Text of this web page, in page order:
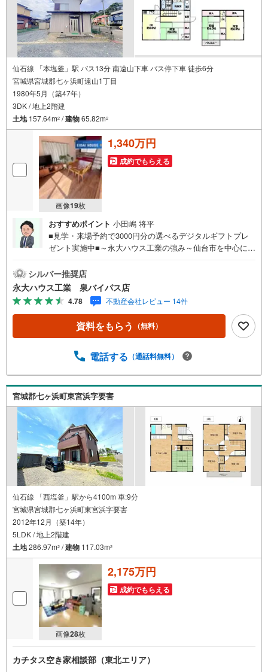
仙石線 「本塩釜」駅 バス13分 南遠山下車 バス停下車 徒歩6分
宮城県宮城郡七ヶ浜町遠山1丁目
1980年5月（築47年）
3DK / 地上2階建
土地157.64m2 /建物65.82m2
画像19枚
1,340万円
成約でもらえる
おすすめポイント 小田嶋 将平
■見学・来場予約で3000円分の選べるデジタルギフトプレ
ゼント実施中■～永大ハウス工業の強み～仙台市を中心に宮
く2つに分けてご紹介！1.＜豊富な不動産知識＞戸建・マン
ション・土地...と種別を問わず不動産を取り扱っておりま
す。更に教育施設や商業施設、子育て環境や行政などの地
域情報を総合し、お客様により良い物件選びをして頂ける
よう、しっかりとサポートさせて頂きます。2.＜経験豊富
なスタッフ＞当社では【購入】【売却】【引っ越し】【リ
購入時に気になる住宅ローン各種税金についても、誠心誠
備！お子様連れのご家族様で是非お越しください。営業時
間:10:00～18:00（定休日火・水曜日※店舗により変動あ
り）現地のご案内も可能ですので、どうぞお気軽にお問い
合わせください！
シルバー推奨店
永大ハウス工業 泉バイパス店
4.78 不動産会社レビュー 14件
資料をもらう （無料）
電話する （通話料無料）
宮城郡七ヶ浜町東宮浜字要害
仙石線 「西塩釜」駅から4100m 車:9分
宮城県宮城郡七ヶ浜町東宮浜字要害
2012年12月（築14年）
5LDK / 地上2階建
土地286.97m2 /建物 117.03m2
画像28枚
2,175万円
成約でもらえる
カチタス空き家相談部（東北エリア）